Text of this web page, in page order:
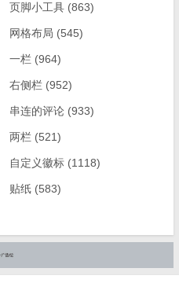
页脚小工具 (863)
网格布局 (545)
一栏 (964)
右侧栏 (952)
串连的评论 (933)
两栏 (521)
自定义徽标 (1118)
贴纸 (583)